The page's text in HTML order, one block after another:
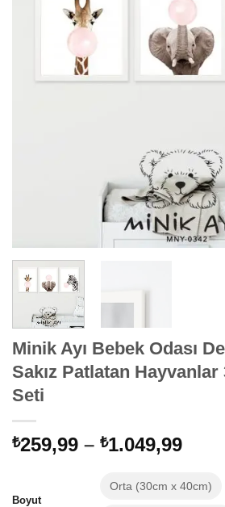
Minik Ayı Bebek Odası
Sakız Patlatan Hayvanlar
Seti
₺259,99 – ₺1.049,99Fiyat
Boyut
Orta (30cm x 40cm)